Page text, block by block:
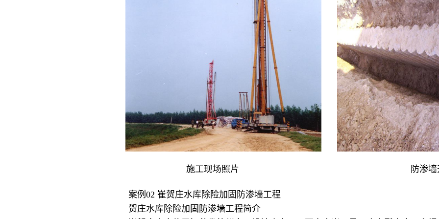
施工现场照片 防渗墙开挖
案例02 崔贺庄水库除险加固防渗墙工程
贺庄水库除险加固防渗墙工程简介